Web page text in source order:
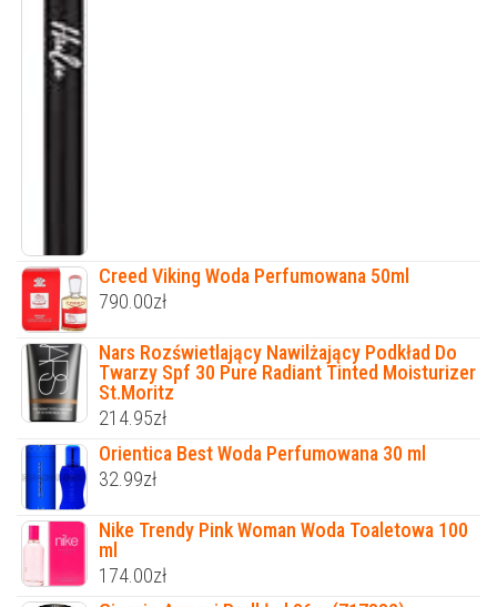
Creed Viking Woda Perfumowana 50ml
790.00zł
Nars Rozświetlający Nawilżający Podkład Do
Twarzy Spf 30 Pure Radiant Tinted Moisturizer
St.Moritz
214.95zł
Orientica Best Woda Perfumowana 30 ml
32.99zł
Nike Trendy Pink Woman Woda Toaletowa 100
ml
174.00zł